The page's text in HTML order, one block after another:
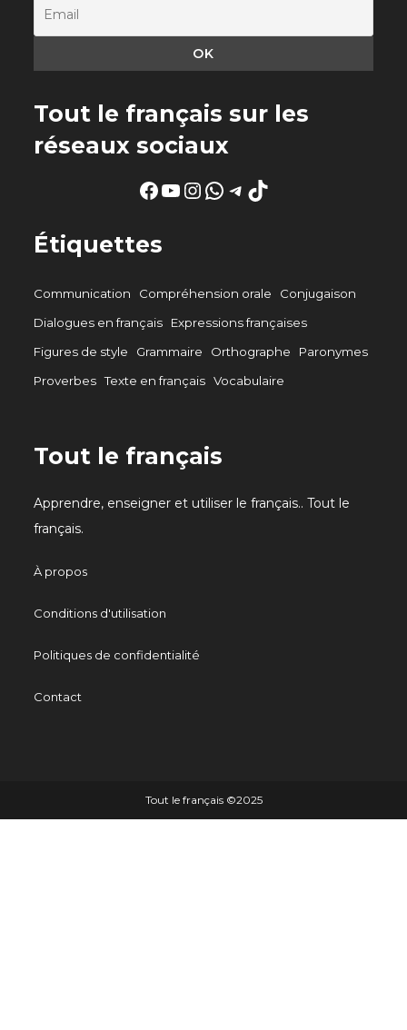
Tout le français sur les
réseaux sociaux
Facebook
YouTube
Instagram
WhatsApp
Telegram
TikTok
Étiquettes
Communication Compréhension orale
Conjugaison
Dialogues en français
Expressions françaises
Figures de style
Grammaire Orthographe
Paronymes
Proverbes Texte en français Vocabulaire
Tout le français
Apprendre, enseigner et utiliser le français.. Tout le
français.
À propos
Conditions d'utilisation
Politiques de confidentialité
Contact
Tout le français ©️2025